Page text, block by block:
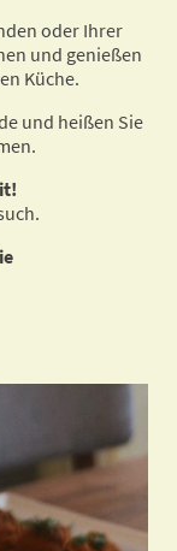
oder Ihrer
und genießen
Küche.
und heißen Sie